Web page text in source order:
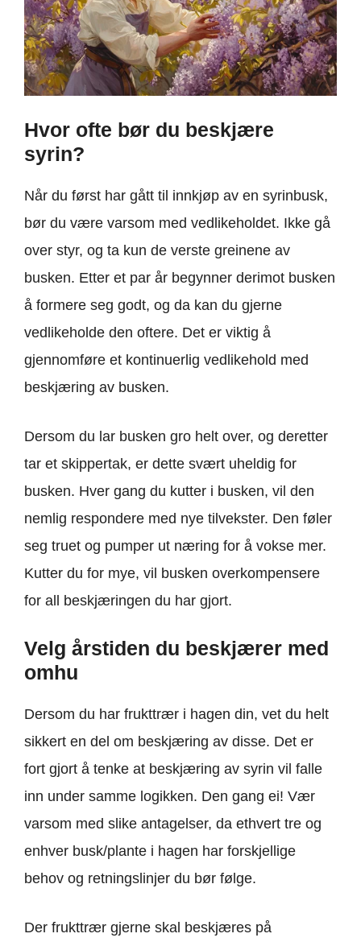
Hvor ofte bør du beskjære
syrin?
Når du først har gått til innkjøp av en syrinbusk,
bør du være varsom med vedlikeholdet. Ikke gå
over styr, og ta kun de verste greinene av
busken. Etter et par år begynner derimot busken
å formere seg godt, og da kan du gjerne
vedlikeholde den oftere. Det er viktig å
gjennomføre et kontinuerlig vedlikehold med
beskjæring av busken.
Dersom du lar busken gro helt over, og deretter
tar et skippertak, er dette svært uheldig for
busken. Hver gang du kutter i busken, vil den
nemlig respondere med nye tilvekster. Den føler
seg truet og pumper ut næring for å vokse mer.
Kutter du for mye, vil busken overkompensere
for all beskjæringen du har gjort.
Velg årstiden du beskjærer med
omhu
Dersom du har frukttrær i hagen din, vet du helt
sikkert en del om beskjæring av disse. Det er
fort gjort å tenke at beskjæring av syrin vil falle
inn under samme logikken. Den gang ei! Vær
varsom med slike antagelser, da ethvert tre og
enhver busk/plante i hagen har forskjellige
behov og retningslinjer du bør følge.
Der frukttrær gjerne skal beskjæres på